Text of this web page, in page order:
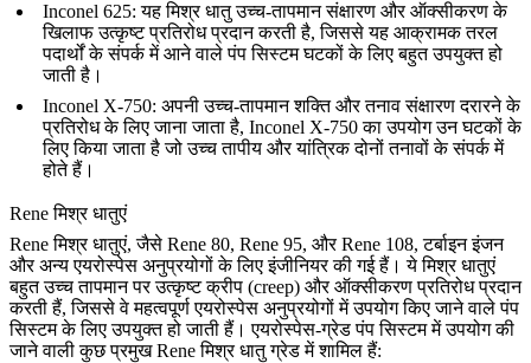
Inconel 625: यह मिश्र धातु उच्च-तापमान संक्षारण और ऑक्सीकरण के
खिलाफ उत्कृष्ट प्रतिरोध प्रदान करती है, जिससे यह आक्रामक तरल
पदार्थों के संपर्क में आने वाले पंप सिस्टम घटकों के लिए बहुत उपयुक्त हो
जाती है।
Inconel X-750: अपनी उच्च-तापमान शक्ति और तनाव संक्षारण दरारने के
प्रतिरोध के लिए जाना जाता है, Inconel X-750 का उपयोग उन घटकों के
लिए किया जाता है जो उच्च तापीय और यांत्रिक दोनों तनावों के संपर्क में
होते हैं।
Rene मिश्र धातुएं
Rene मिश्र धातुएं, जैसे Rene 80, Rene 95, और Rene 108, टर्बाइन इंजन
और अन्य एयरोस्पेस अनुप्रयोगों के लिए इंजीनियर की गई हैं। ये मिश्र धातुएं
बहुत उच्च तापमान पर उत्कृष्ट क्रीप (creep) और ऑक्सीकरण प्रतिरोध प्रदान
करती हैं, जिससे वे महत्वपूर्ण एयरोस्पेस अनुप्रयोगों में उपयोग किए जाने वाले पंप
सिस्टम के लिए उपयुक्त हो जाती हैं। एयरोस्पेस-ग्रेड पंप सिस्टम में उपयोग की
जाने वाली कुछ प्रमुख Rene मिश्र धातु ग्रेड में शामिल हैं: